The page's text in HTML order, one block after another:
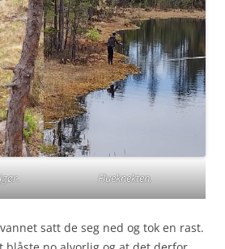
Flueknekten.
satt de seg ned og tok en rast.